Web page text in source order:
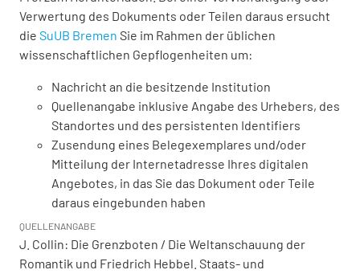
Verwertung des Dokuments oder Teilen daraus ersucht
die SuUB Bremen Sie im Rahmen der üblichen
wissenschaftlichen Gepflogenheiten um:
Nachricht an die besitzende Institution
Quellenangabe inklusive Angabe des Urhebers, des
Standortes und des persistenten Identifiers
Zusendung eines Belegexemplares und/oder
Mitteilung der Internetadresse Ihres digitalen
Angebotes, in das Sie das Dokument oder Teile
daraus eingebunden haben
QUELLENANGABE
J. Collin: Die Grenzboten / Die Weltanschauung der
Romantik und Friedrich Hebbel. Staats- und